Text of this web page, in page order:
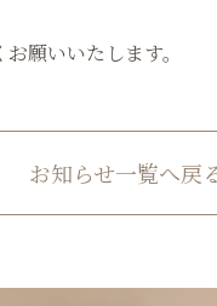
願いいたします。
お知らせ一覧へ戻